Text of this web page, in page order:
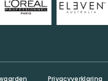
Privacyverklaring